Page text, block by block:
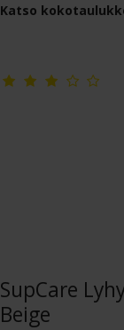
Katso
SupCare
Beige